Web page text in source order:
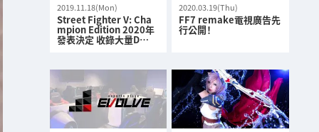
2019.11.18(Mon)
Street Fighter V: Cha
mpion Edition 2020年
發表決定 收錄大量D…
2020.03.19(Thu)
FF7 remake電視廣告先
行公開！